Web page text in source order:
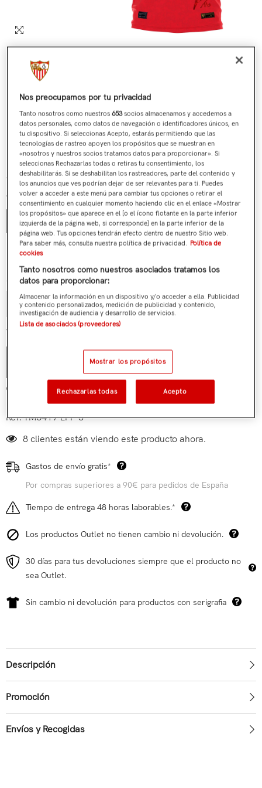
Nº 672 / 705 Última Camiseta Jesús Navas Roja
Precio regular
€199,00 Precio de venta
€119,90
Talla:S
S
¿Tienes alguna duda?
Cantidad:
Total parcial: €119,90
AÑADIR AL CARRITO
Añadir a mi lista de deseos
Ref:TM6419-LFP-S
8 clientes están viendo este producto ahora.
Gastos de envío gratis*
Por compras superiores a 90€ para pedidos de España
Tiempo de entrega 48 horas laborables.*
Los productos Outlet no tienen cambio ni devolución.
30 días para tus devoluciones siempre que el producto no
sea Outlet.
Sin cambio ni devolución para productos con serigrafia
Descripción
Promoción
Envíos y Recogidas
Nos preocupamos por tu privacidad
Tanto nosotros como nuestros653socios almacenamos y accedemos a
datos personales, como datos de navegación o identificadores únicos, en
tu dispositivo. Si seleccionas Acepto, estarás permitiendo que las
tecnologías de rastreo apoyen los propósitos que se muestran en
«nosotros y nuestros socios tratamos datos para proporcionar». Si
seleccionas Rechazarlas todas o retiras tu consentimiento, los
deshabilitarás. Si se deshabilitan los rastreadores, parte del contenido y
los anuncios que ves podrían dejar de ser relevantes para ti. Puedes
volver a acceder a este menú para cambiar tus opciones o retirar el
consentimiento en cualquier momento haciendo clic en el enlace «Mostrar
los propósitos» que aparece en el [o el ícono flotante en la parte inferior
izquierda de la página web, si corresponde] en la parte inferior de la
página web. Tus opciones tendrán efecto dentro de nuestro Sitio web.
Para saber más, consulta nuestra política de privacidad. Política de
cookies
Tanto nosotros como nuestros asociados tratamos los
datos para proporcionar:
Almacenar la información en un dispositivo y/o acceder a ella. Publicidad
y contenido personalizados, medición de publicidad y contenido,
investigación de audiencia y desarrollo de servicios.
Lista de asociados (proveedores)
Mostrar los propósitos
Rechazarlas todas Acepto